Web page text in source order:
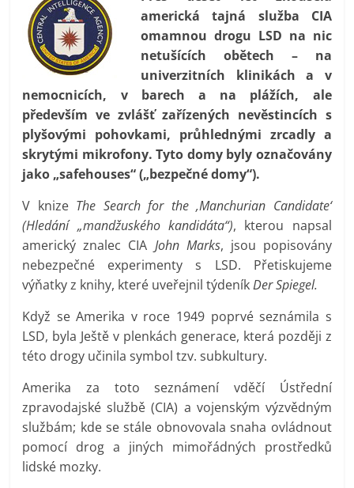
prospívá?
americká tajná služba CIA
omamnou drogu LSD na nic
netušících obětech – na
univerzitních klinikách a v
nemocnicích, v barech a na plážích, ale
především ve zvlášť zařízených nevěstincích s
plyšovými pohovkami, průhlednými zrcadly a
skrytými mikrofony. Tyto domy byly označovány
jako „safehouses“ („bezpečné domy“).
V knize The Search for the ‚Manchurian Candidate‘
(Hledání „mandžuského kandidáta“), kterou napsal
americký znalec CIA John Marks, jsou popisovány
nebezpečné experimenty s LSD. Přetiskujeme
výňatky z knihy, které uveřejnil týdeníkDer Spiegel.
Když se Amerika v roce 1949 poprvé seznámila s
LSD, byla Ještě v plenkách generace, která později z
této drogy učinila symbol tzv. subkultury.
Amerika za toto seznámení vděčí Ústřední
zpravodajské službě (CIA) a vojenským výzvědným
službám; kde se stále obnovovala snaha ovládnout
pomocí drog a jiných mimořádných prostředků
lidské mozky.